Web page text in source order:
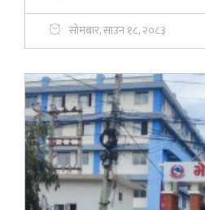
सोमबार, साउन १८, २०८३